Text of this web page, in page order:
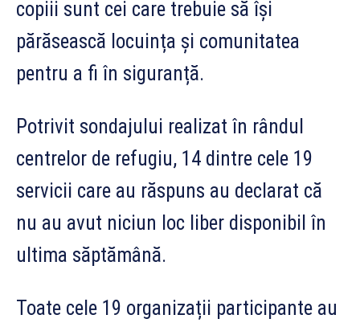
copiii sunt cei care trebuie să își
părăsească locuința și comunitatea
pentru a fi în siguranță.
Potrivit sondajului realizat în rândul
centrelor de refugiu, 14 dintre cele 19
servicii care au răspuns au declarat că
nu au avut niciun loc liber disponibil în
ultima săptămână.
Toate cele 19 organizații participante au